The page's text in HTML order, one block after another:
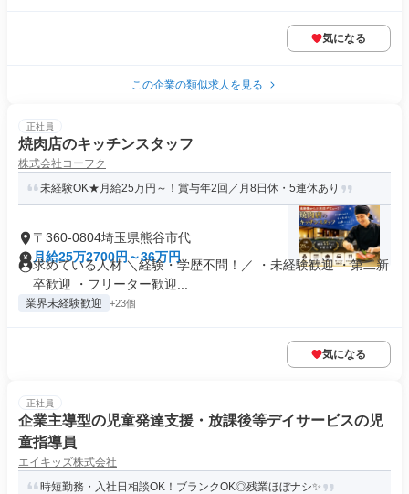
気になる
この企業の類似求人を見る
正社員
焼肉店のキッチンスタッフ
株式会社コーフク
未経験OK★月給25万円～！賞与年2回／月8日休・5連休あり
〒360-0804埼玉県熊谷市代
月給25万2700円～36万円
求めている人材 ＼経験・学歴不問！／ ・未経験歓迎 ・第二新
卒歓迎 ・フリーター歓迎...
業界未経験歓迎 +23個
気になる
正社員
企業主導型の児童発達支援・放課後等デイサービスの児
童指導員
エイキッズ株式会社
時短勤務・入社日相談OK！ブランクOK◎残業ほぼナシ✨